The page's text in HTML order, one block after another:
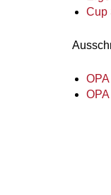
Cup